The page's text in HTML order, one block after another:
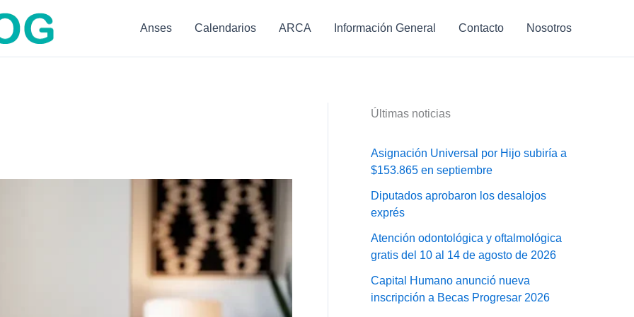
Anses Calendarios ARCA Información General Contacto Nosotros
Últimas noticias
Asignación Universal por Hijo subiría a
$153.865 en septiembre
Diputados aprobaron los desalojos
exprés
Atención odontológica y oftalmológica
gratis del 10 al 14 de agosto de 2026
Capital Humano anunció nueva
inscripción a Becas Progresar 2026